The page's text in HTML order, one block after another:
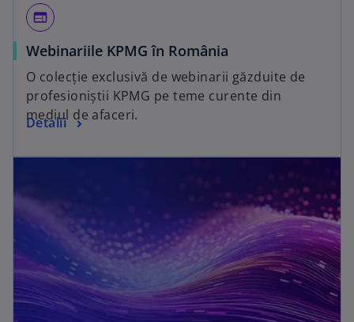
web
Webinariile KPMG în România
O colecție exclusivă de webinarii găzduite de
profesioniștii KPMG pe teme curente din
mediul de afaceri.
Detalii